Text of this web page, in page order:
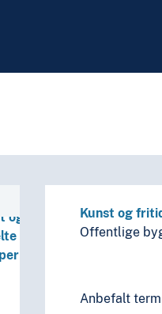
på ulike måter
av eller om mer enn én
og litteratur
språk og språkgrupper
Kunst og
Offentlige
Anbefalt term